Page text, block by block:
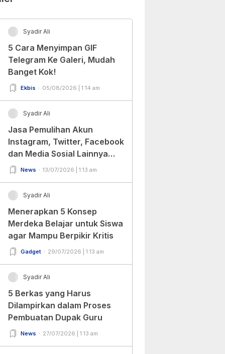
Syadir Ali
5 Cara Menyimpan GIF
Telegram Ke Galeri, Mudah
Banget Kok!
Ekbis 05/08/2026 | 1:14 am
Syadir Ali
Jasa Pemulihan Akun
Instagram, Twitter, Facebook
dan Media Sosial Lainnya
(Update Terbaru 2022)
News 13/07/2026 | 1:13 am
Syadir Ali
Menerapkan 5 Konsep
Merdeka Belajar untuk Siswa
agar Mampu Berpikir Kritis
Gadget 29/07/2026 | 1:13 am
Syadir Ali
5 Berkas yang Harus
Dilampirkan dalam Proses
Pembuatan Dupak Guru
News 27/07/2026 | 1:13 am